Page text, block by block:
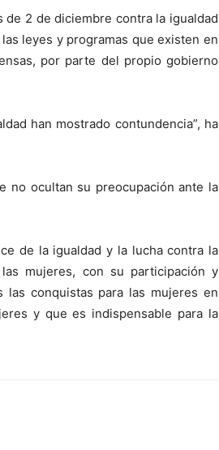
de 2 de diciembre contra la igualdad
leyes y programas que existen en
por parte del propio gobierno
han mostrado contundencia”, ha
no ocultan su preocupación ante la
de la igualdad y la lucha contra la
mujeres, con su participación y
las conquistas para las mujeres en
y que es indispensable para la